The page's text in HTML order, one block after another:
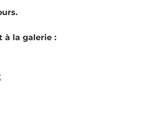
à la galerie :